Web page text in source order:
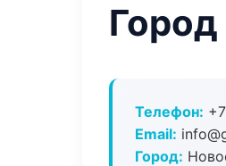
Телефон:
Email:
Город: